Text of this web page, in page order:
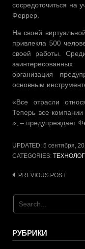
сосредоточиться на
Феррер.
На своей
привлекла 500
своей работы.
организация
основным
«Все отрасли
Теперь все компании
», – предупреждает
UPDATED: 5 сентября,
CATEGORIES:
Post
PREVIOUS POST
РУБРИКИ